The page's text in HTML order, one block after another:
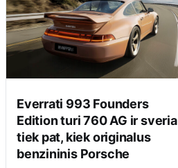
Everrati 993 Founders
Edition turi 760 AG ir sveria
tiek pat, kiek originalus
benzininis Porsche